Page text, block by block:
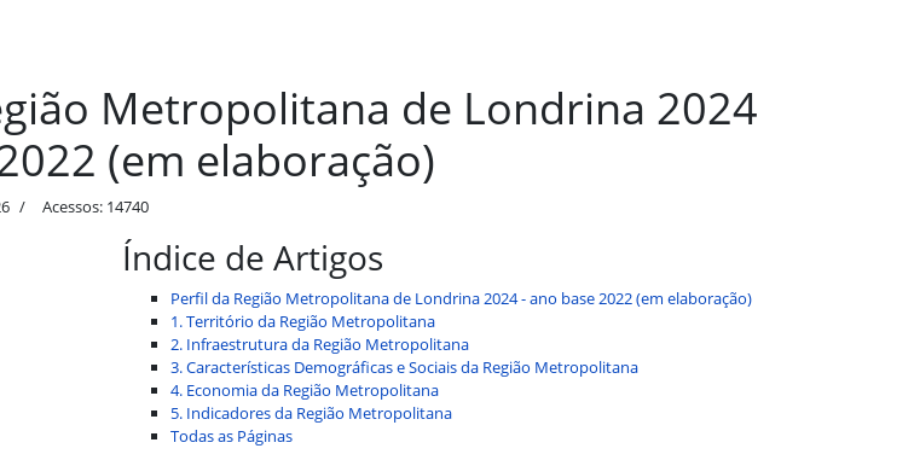
Metropolitana de Londrina 2024
(em elaboração)
Acessos: 14740
Índice de Artigos
Perfil da Região Metropolitana de Londrina 2024 - ano base 2022 (em elaboração)
1. Território da Região Metropolitana
2. Infraestrutura da Região Metropolitana
3. Características Demográficas e Sociais da Região Metropolitana
4. Economia da Região Metropolitana
5. Indicadores da Região Metropolitana
Todas as Páginas